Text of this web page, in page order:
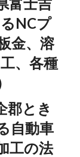
NCプ
金、溶
、各種
郡とき
自動車
工の法